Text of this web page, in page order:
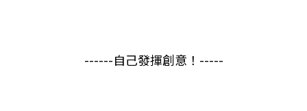
------自己發揮創意！-----